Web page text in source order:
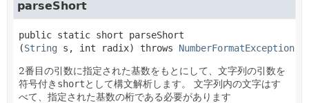
parseShort
public static short
parseShort
(String s, int radix) throws NumberFormatException
2番目の引数に指定された基数をもとにして、文字列の引数を
符号付き shortとして構文解析します。
文字列内の文字はす
べて、指定された基数の桁である必要があります